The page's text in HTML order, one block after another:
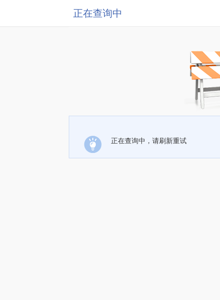
正在查询中
正在查询中，请刷新重试